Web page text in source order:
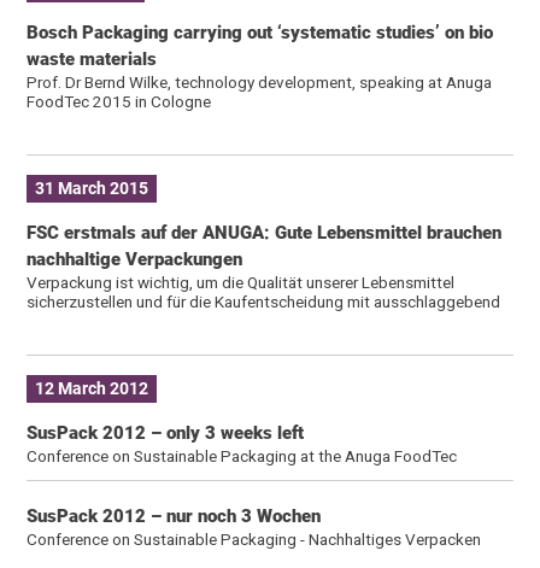
Bosch Packaging carrying out ‘systematic studies’ on bio
waste materials
Prof. Dr Bernd Wilke, technology development, speaking at Anuga
FoodTec 2015 in Cologne
31 March 2015
FSC erstmals auf der ANUGA: Gute Lebensmittel brauchen
nachhaltige Verpackungen
Verpackung ist wichtig, um die Qualität unserer Lebensmittel
sicherzustellen und für die Kaufentscheidung mit ausschlaggebend
12 March 2012
SusPack 2012 – only 3 weeks left
Conference on Sustainable Packaging at the Anuga FoodTec
SusPack 2012 – nur noch 3 Wochen
Conference on Sustainable Packaging - Nachhaltiges Verpacken